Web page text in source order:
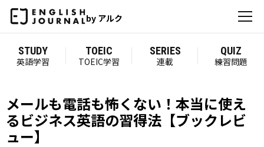
by アルク
STUDY
英語学習
TOEIC
TOEIC学習
SERIES
連載
QUIZ
練習問題
メールも電話も怖くない！本当に使え
るビジネス英語の習得法【ブックレビ
ュー】